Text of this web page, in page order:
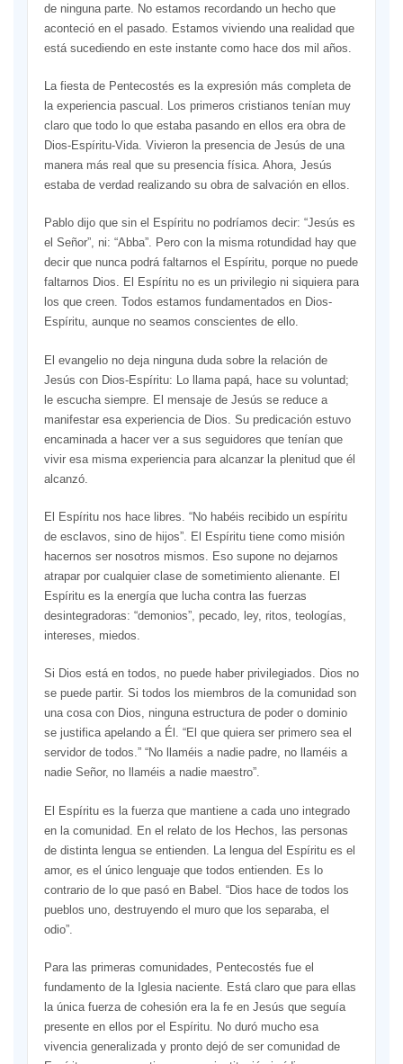
de ninguna parte. No estamos recordando un hecho que
aconteció en el pasado. Estamos viviendo una realidad que
está sucediendo en este instante como hace dos mil años.
La fiesta de Pentecostés es la expresión más completa de
la experiencia pascual. Los primeros cristianos tenían muy
claro que todo lo que estaba pasando en ellos era obra de
Dios-Espíritu-Vida. Vivieron la presencia de Jesús de una
manera más real que su presencia física. Ahora, Jesús
estaba de verdad realizando su obra de salvación en ellos.
Pablo dijo que sin el Espíritu no podríamos decir: “Jesús es
el Señor”, ni: “Abba”. Pero con la misma rotundidad hay que
decir que nunca podrá faltarnos el Espíritu, porque no puede
faltarnos Dios. El Espíritu no es un privilegio ni siquiera para
los que creen. Todos estamos fundamentados en Dios-
Espíritu, aunque no seamos conscientes de ello.
El evangelio no deja ninguna duda sobre la relación de
Jesús con Dios-Espíritu: Lo llama papá, hace su voluntad;
le escucha siempre. El mensaje de Jesús se reduce a
manifestar esa experiencia de Dios. Su predicación estuvo
encaminada a hacer ver a sus seguidores que tenían que
vivir esa misma experiencia para alcanzar la plenitud que él
alcanzó.
El Espíritu nos hace libres. “No habéis recibido un espíritu
de esclavos, sino de hijos”. El Espíritu tiene como misión
hacernos ser nosotros mismos. Eso supone no dejarnos
atrapar por cualquier clase de sometimiento alienante. El
Espíritu es la energía que lucha contra las fuerzas
desintegradoras: “demonios”, pecado, ley, ritos, teologías,
intereses, miedos.
Si Dios está en todos, no puede haber privilegiados. Dios no
se puede partir. Si todos los miembros de la comunidad son
una cosa con Dios, ninguna estructura de poder o dominio
se justifica apelando a Él. “El que quiera ser primero sea el
servidor de todos.” “No llaméis a nadie padre, no llaméis a
nadie Señor, no llaméis a nadie maestro”.
El Espíritu es la fuerza que mantiene a cada uno integrado
en la comunidad. En el relato de los Hechos, las personas
de distinta lengua se entienden. La lengua del Espíritu es el
amor, es el único lenguaje que todos entienden. Es lo
contrario de lo que pasó en Babel. “Dios hace de todos los
pueblos uno, destruyendo el muro que los separaba, el
odio”.
Para las primeras comunidades, Pentecostés fue el
fundamento de la Iglesia naciente. Está claro que para ellas
la única fuerza de cohesión era la fe en Jesús que seguía
presente en ellos por el Espíritu. No duró mucho esa
vivencia generalizada y pronto dejó de ser comunidad de